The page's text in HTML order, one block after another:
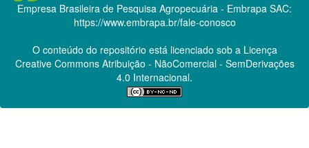
Empresa Brasileira de Pesquisa Agropecuária - Embrapa SAC:
https://www.embrapa.br/fale-conosco
O conteúdo do repositório está licenciado sob a Licença
Creative CommonsAtribuição - NãoComercial - SemDerivações
4.0 Internacional.